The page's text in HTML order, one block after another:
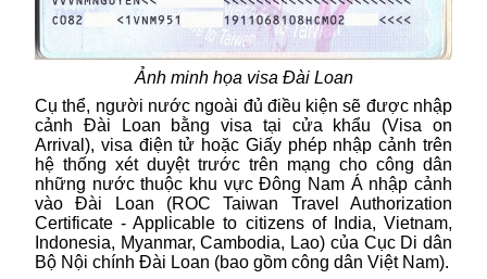
Ảnh minh họa visa Đài Loan
Cụ thể, người nước ngoài đủ điều kiện sẽ được nhập
cảnh Đài Loan bằng visa tại cửa khẩu (Visa on
Arrival), visa điện tử hoặc Giấy phép nhập cảnh trên
hệ thống xét duyệt trước trên mạng cho công dân
những nước thuộc khu vực Đông Nam Á nhập cảnh
vào Đài Loan (ROC Taiwan Travel Authorization
Certificate - Applicable to citizens of India, Vietnam,
Indonesia, Myanmar, Cambodia, Lao) của Cục Di dân
Bộ Nội chính Đài Loan (bao gồm công dân Việt Nam).